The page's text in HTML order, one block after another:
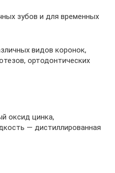
зубов и для временных
видов коронок,
ортодонтических
оксид цинка,
— дистиллированная